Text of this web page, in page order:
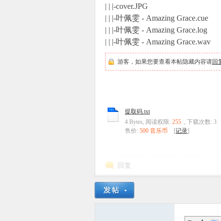
| | |-cover.JPG
| | |-叶佩雯 - Amazing Grace.cue
| | |-叶佩雯 - Amazing Grace.log
| | |-叶佩雯 - Amazing Grace.wav
游客，如果您要查看本帖隐藏内容请回
提取码.txt
4 Bytes, 阅读权限: 255 , 下载次数: 3
售价: 500 音乐币 [记录]
回复